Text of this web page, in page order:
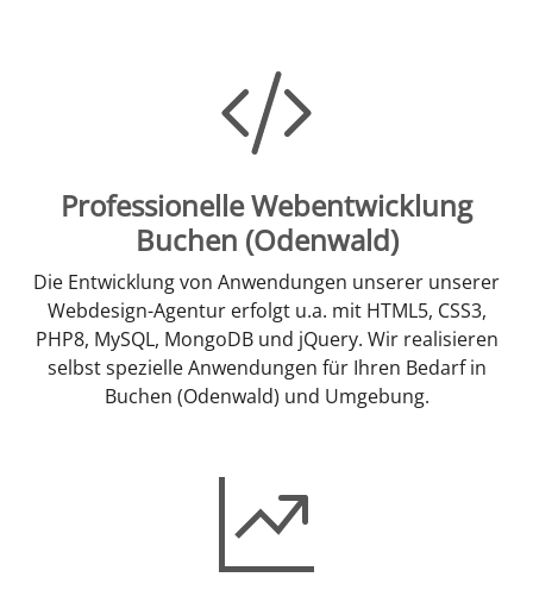
Professionelle Webentwicklung
Buchen (Odenwald)
Die Entwicklung von Anwendungen unserer unserer
Webdesign-Agentur erfolgt u.a. mit HTML5, CSS3,
PHP8, MySQL, MongoDB und jQuery. Wir realisieren
selbst spezielle Anwendungen für Ihren Bedarf in
Buchen (Odenwald) und Umgebung.